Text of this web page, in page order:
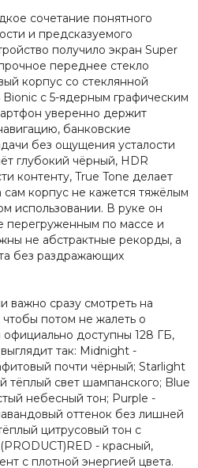
сочетание понятного
и предсказуемого
получило экран Super
переднее стекло
корпус со стеклянной
с 5-ядерным графическим
уверенно держит
банковские
без ощущения усталости
глубокий чёрный, HDR
контенту, True Tone делает
сам корпус не кажется тяжёлым
использовании. В руке он
перегруженным по массе и
не абстрактные рекорды, а
без раздражающих
важно сразу смотреть на
потом не жалеть о
доступны 128 ГБ,
так: Midnight -
почти чёрный; Starlight
тёплый свет шампанского; Blue
небесный тон; Purple -
оттенок без лишней
цитрусовый тон с
- красный,
с плотной энергией цвета.